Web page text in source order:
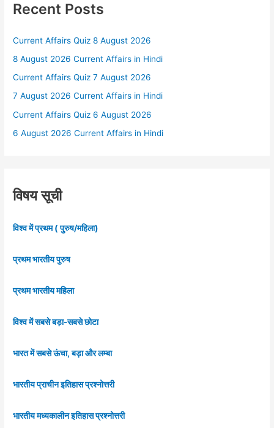
Recent Posts
Current Affairs Quiz 8 August 2026
8 August 2026 Current Affairs in Hindi
Current Affairs Quiz 7 August 2026
7 August 2026 Current Affairs in Hindi
Current Affairs Quiz 6 August 2026
6 August 2026 Current Affairs in Hindi
विषय सूची
विश्व में प्रथम ( पुरुष/महिला)
प्रथम भारतीय पुरुष
प्रथम भारतीय महिला
विश्व में सबसे बड़ा-सबसे छोटा
भारत में सबसे ऊंचा, बड़ा और लम्बा
भारतीय प्राचीन इतिहास प्रश्नोत्तरी
भारतीय मध्यकालीन इतिहास प्रश्नोत्तरी